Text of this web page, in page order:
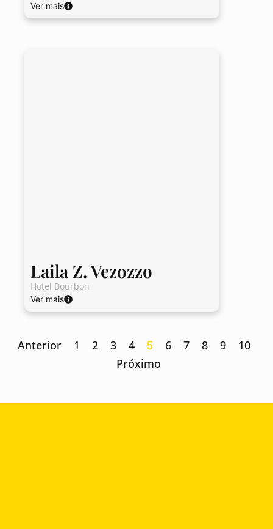
Ver mais
Laila Z. Vezozzo
Hotel Bourbon
Ver mais
Anterior 1 2 3 4 5 6 7 8 9
10
Próximo